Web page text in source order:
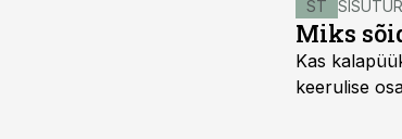
ST
Miks
Kas
keerulise